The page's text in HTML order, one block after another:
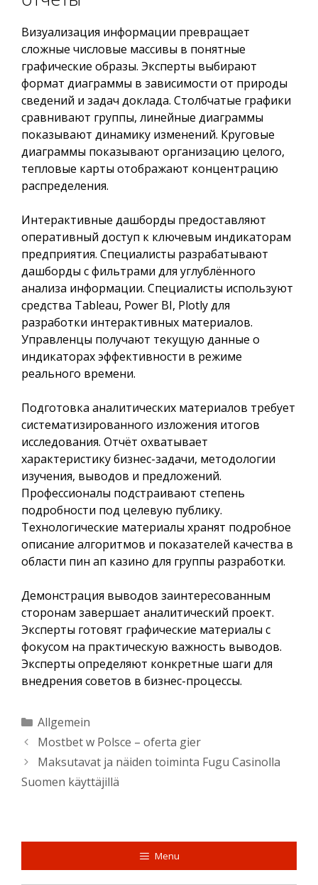
Визуализация информации превращает
сложные числовые массивы в понятные
графические образы. Эксперты выбирают
формат диаграммы в зависимости от природы
сведений и задач доклада. Столбчатые графики
сравнивают группы, линейные диаграммы
показывают динамику изменений. Круговые
диаграммы показывают организацию целого,
тепловые карты отображают концентрацию
распределения.
Интерактивные дашборды предоставляют
оперативный доступ к ключевым индикаторам
предприятия. Специалисты разрабатывают
дашборды с фильтрами для углублённого
анализа информации. Специалисты используют
средства Tableau, Power BI, Plotly для
разработки интерактивных материалов.
Управленцы получают текущую данные о
индикаторах эффективности в режиме
реального времени.
Подготовка аналитических материалов требует
систематизированного изложения итогов
исследования. Отчёт охватывает
характеристику бизнес-задачи, методологии
изучения, выводов и предложений.
Профессионалы подстраивают степень
подробности под целевую публику.
Технологические материалы хранят подробное
описание алгоритмов и показателей качества в
области пин ап казино для группы разработки.
Демонстрация выводов заинтересованным
сторонам завершает аналитический проект.
Эксперты готовят графические материалы с
фокусом на практическую важность выводов.
Эксперты определяют конкретные шаги для
внедрения советов в бизнес-процессы.
Kategorien
Allgemein
Mostbet w Polsce – oferta gier
Maksutavat ja näiden toiminta Fugu Casinolla
Suomen käyttäjillä
Menu